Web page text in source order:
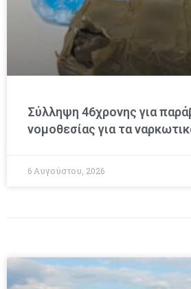
Σύλληψη 46χρονης για
νομοθεσίας για τα
6 Αυγούστου, 2026